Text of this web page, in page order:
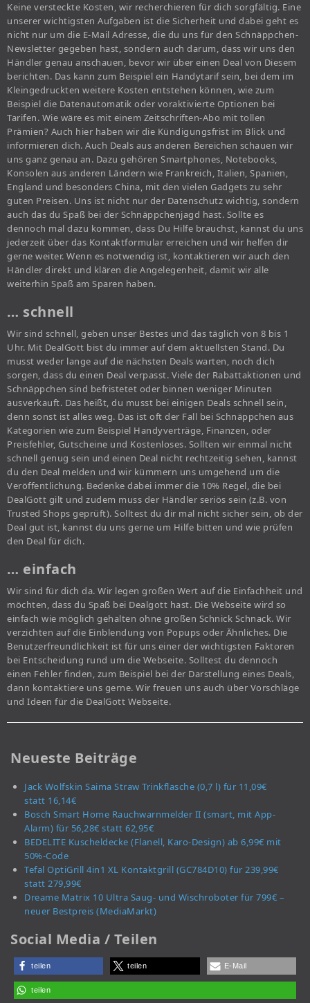
Keine versteckte Kosten, wir recherchieren für dich sorgfältig. Eine
unserer wichtigsten Aufgaben ist die Sicherheit und dabei geht es
nicht nur um die E-Mail Adresse, die du uns für den Schnäppchen-
Newsletter gegeben hast, sondern auch darum, dass wir uns den
Händler genau anschauen, bevor wir über einen Deal von Diesem
berichten. Das kann zum Beispiel ein Handytarif sein, bei dem im
Kleingedruckten weitere Kosten entstehen können, wie zum
Beispiel die Datenautomatik oder voraktivierte Optionen bei
Tarifen. Wie wäre es mit einem Zeitschriften-Abo mit tollen
Prämien? Auch hier haben wir die Kündigungsfrist im Blick und
informieren dich. Auch Deals aus anderen Bereichen schauen wir
uns ganz genau an. Dazu gehören Smartphones, Notebooks,
Konsolen aus anderen Ländern wie Frankreich, Italien, Spanien,
England und besonders China, mit den vielen Gadgets zu sehr
guten Preisen. Uns ist nicht nur der Datenschutz wichtig, sondern
auch das du Spaß bei der Schnäppchenjagd hast. Sollte es
dennoch mal dazu kommen, dass Du Hilfe brauchst, kannst du uns
jederzeit über das Kontaktformular erreichen und wir helfen dir
gerne weiter. Wenn es notwendig ist, kontaktieren wir auch den
Händler direkt und klären die Angelegenheit, damit wir alle
weiterhin Spaß am Sparen haben.
… schnell
Wir sind schnell, geben unser Bestes und das täglich von 8 bis 1
Uhr. Mit DealGott bist du immer auf dem aktuellsten Stand. Du
musst weder lange auf die nächsten Deals warten, noch dich
sorgen, dass du einen Deal verpasst. Viele der Rabattaktionen und
Schnäppchen sind befristetet oder binnen weniger Minuten
ausverkauft. Das heißt, du musst bei einigen Deals schnell sein,
denn sonst ist alles weg. Das ist oft der Fall bei Schnäppchen aus
Kategorien wie zum Beispiel Handyverträge, Finanzen, oder
Preisfehler, Gutscheine und Kostenloses. Sollten wir einmal nicht
schnell genug sein und einen Deal nicht rechtzeitig sehen, kannst
du den Deal melden und wir kümmern uns umgehend um die
Veröffentlichung. Bedenke dabei immer die 10% Regel, die bei
DealGott gilt und zudem muss der Händler seriös sein (z.B. von
Trusted Shops geprüft). Solltest du dir mal nicht sicher sein, ob der
Deal gut ist, kannst du uns gerne um Hilfe bitten und wie prüfen
den Deal für dich.
… einfach
Wir sind für dich da. Wir legen großen Wert auf die Einfachheit und
möchten, dass du Spaß bei Dealgott hast. Die Webseite wird so
einfach wie möglich gehalten ohne großen Schnick Schnack. Wir
verzichten auf die Einblendung von Popups oder Ähnliches. Die
Benutzerfreundlichkeit ist für uns einer der wichtigsten Faktoren
bei Entscheidung rund um die Webseite. Solltest du dennoch
einen Fehler finden, zum Beispiel bei der Darstellung eines Deals,
dann kontaktiere uns gerne. Wir freuen uns auch über Vorschläge
und Ideen für die DealGott Webseite.
Neueste Beiträge
Jack Wolfskin Saima Straw Trinkflasche (0,7 l) für 11,09€
statt 16,14€
Bosch Smart Home Rauchwarnmelder II (smart, mit App-
Alarm) für 56,28€ statt 62,95€
BEDELITE Kuscheldecke (Flanell, Karo-Design) ab 6,99€ mit
50%-Code
Tefal OptiGrill 4in1 XL Kontaktgrill (GC784D10) für 239,99€
statt 279,99€
Dreame Matrix 10 Ultra Saug- und Wischroboter für 799€ –
neuer Bestpreis (MediaMarkt)
Social Media / Teilen
teilen teilen E-Mail
teilen